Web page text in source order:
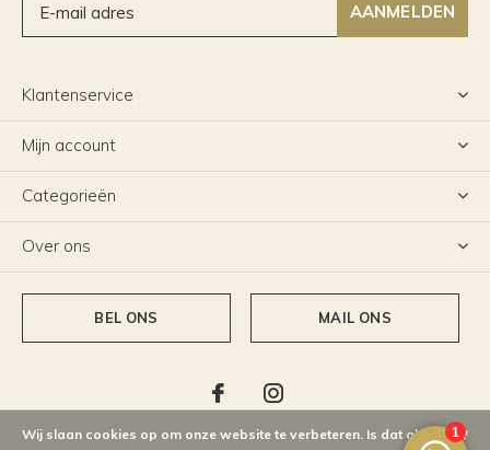
AANMELDEN
Klantenservice
Mijn account
Categorieën
Over ons
BEL ONS MAIL ONS
Wij slaan cookies op om onze website te verbeteren. Is dat akkoord?